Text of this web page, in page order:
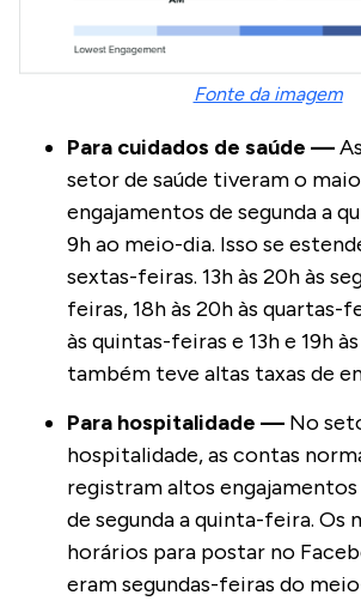
Fonte da imagem
Para cuidados de saúde —
setor de saúde tiveram o
engajamentos de segunda a
9h ao meio-dia. Isso se
sextas-feiras. 13h às 20h às
feiras, 18h às 20h às quartas-
às quintas-feiras e 13h e 19h
também teve altas taxas de
Para hospitalidade — No
hospitalidade, as contas
registram altos
de segunda a quinta-feira. Os
horários para postar no
eram segundas-feiras do